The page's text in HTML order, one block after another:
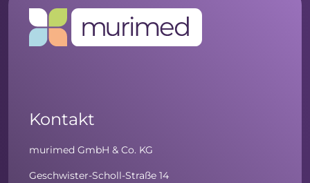
Kontakt
murimed GmbH & Co. KG
Geschwister-Scholl-Straße 14